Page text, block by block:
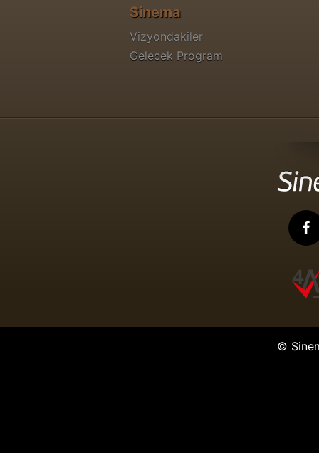
Sinema
Vizyondakiler
Gelecek Program
©